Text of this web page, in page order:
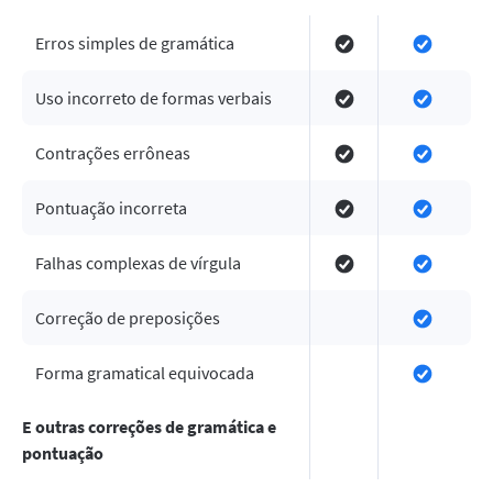
Erros simples de gramática
Uso incorreto de formas verbais
Contrações errôneas
Pontuação incorreta
Falhas complexas de vírgula
Correção de preposições
Forma gramatical equivocada
E outras correções de gramática e
pontuação